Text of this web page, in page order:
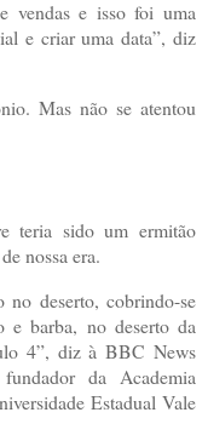
vendas e isso foi uma
e criar uma data”, diz
Mas não se atentou
teria sido um ermitão
nossa era.
deserto, cobrindo-se
e barba, no deserto da
4”, diz à BBC News
da Academia
Estadual Vale